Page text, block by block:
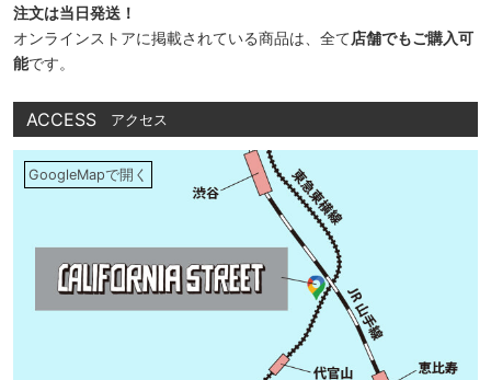
注文は当日発送！
オンラインストアに掲載されている商品は、全て店舗でもご購入可
能です。
ACCESS アクセス
GoogleMapで開く